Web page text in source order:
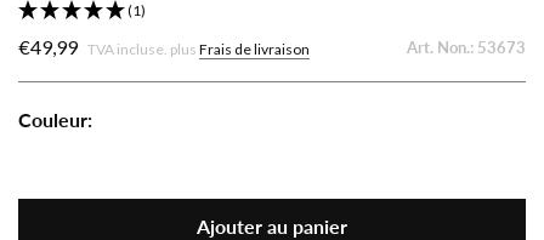
(1)
€49,99 TVA incluse. plus Frais de livraison Art. Non.: 53673
Couleur:
Ajouter au panier